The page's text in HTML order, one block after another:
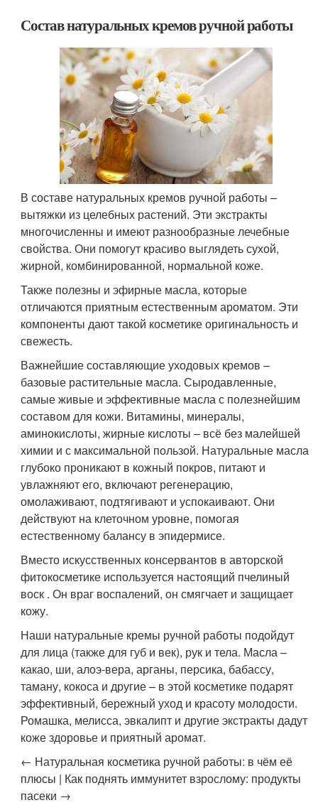
Состав натуральных кремов ручной работы
В составе натуральных кремов ручной работы –
вытяжки из целебных растений. Эти экстракты
многочисленны и имеют разнообразные лечебные
свойства. Они помогут красиво выглядеть сухой,
жирной, комбинированной, нормальной коже.
Также полезны и эфирные масла, которые
отличаются приятным естественным ароматом. Эти
компоненты дают такой косметике оригинальность и
свежесть.
Важнейшие составляющие уходовых кремов –
базовые растительные масла. Сыродавленные,
самые живые и эффективные масла с полезнейшим
составом для кожи. Витамины, минералы,
аминокислоты, жирные кислоты – всё без малейшей
химии и с максимальной пользой. Натуральные масла
глубоко проникают в кожный покров, питают и
увлажняют его, включают регенерацию,
омолаживают, подтягивают и успокаивают. Они
действуют на клеточном уровне, помогая
естественному балансу в эпидермисе.
Вместо искусственных консервантов в авторской
фитокосметике используется настоящий пчелиный
воск . Он враг воспалений, он смягчает и защищает
кожу.
Наши натуральные кремы ручной работы подойдут
для лица (также для губ и век), рук и тела. Масла –
какао, ши, алоэ-вера, арганы, персика, бабассу,
таману, кокоса и другие – в этой косметике подарят
эффективный, бережный уход и красоту молодости.
Ромашка, мелисса, эвкалипт и другие экстракты дадут
коже здоровье и приятный аромат.
← Натуральная косметика ручной работы: в чём её
плюсы | Как поднять иммунитет взрослому: продукты
пасеки →